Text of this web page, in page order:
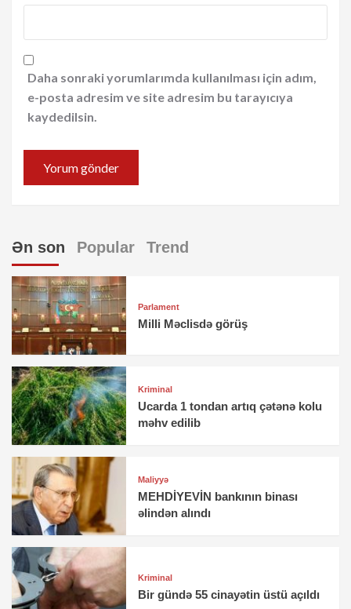
Daha sonraki yorumlarımda kullanılması için adım,
e-posta adresim ve site adresim bu tarayıcıya
kaydedilsin.
Ən son Popular Trend
Parlament
Milli Məclisdə görüş
Kriminal
Ucarda 1 tondan artıq çətənə kolu
məhv edilib
Maliyyə
MEHDİYEVİN bankının binası
əlindən alındı
Kriminal
Bir gündə 55 cinayətin üstü açıldı